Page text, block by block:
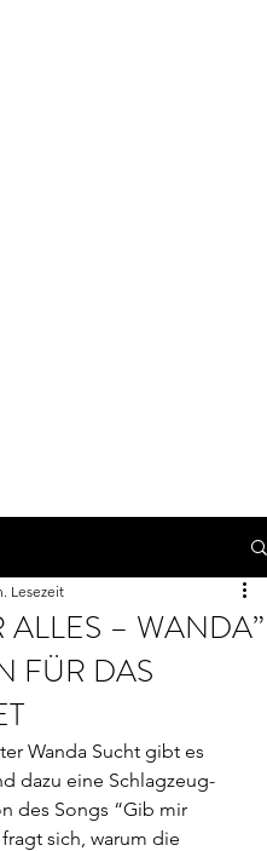
ALLES – WANDA”
FÜR DAS
Lesezeit
Wanda Sucht gibt es
dazu eine Schlagzeug-
des Songs “Gib mir
sich, warum die